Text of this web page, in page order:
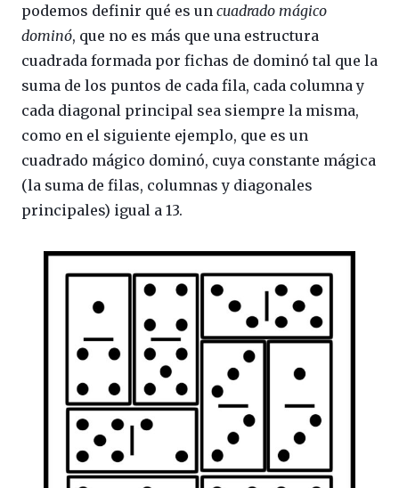
podemos definir qué es un cuadrado mágico
dominó, que no es más que una estructura
cuadrada formada por fichas de dominó tal que la
suma de los puntos de cada fila, cada columna y
cada diagonal principal sea siempre la misma,
como en el siguiente ejemplo, que es un
cuadrado mágico dominó, cuya constante mágica
(la suma de filas, columnas y diagonales
principales) igual a 13.